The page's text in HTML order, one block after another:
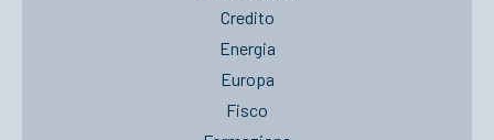
Credito
Energia
Europa
Fisco